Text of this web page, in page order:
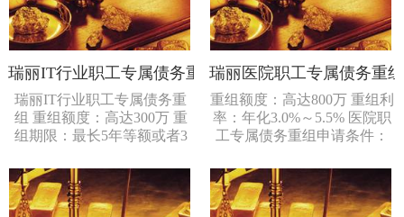
瑞丽IT行业职工专属债务重组
瑞丽IT行业职工专属债务重
组 重组额度：高达300万 重
组期限：最长5年等额或者3
瑞丽医院职工专属债务重组
重组额度：高达800万 重组利
率：年化3.0%～5.5% 医院职
工专属债务重组申请条件：